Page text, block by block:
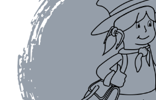
Épices
Conditionnements épices